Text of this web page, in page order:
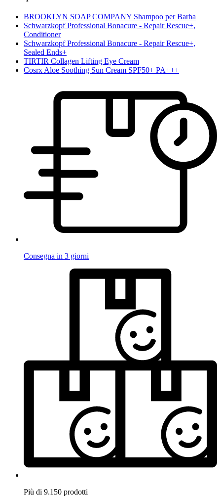
BROOKLYN SOAP COMPANY Shampoo per Barba
Schwarzkopf Professional Bonacure - Repair Rescue+,
Conditioner
Schwarzkopf Professional Bonacure - Repair Rescue+,
Sealed Ends+
TIRTIR Collagen Lifting Eye Cream
Cosrx Aloe Soothing Sun Cream SPF50+ PA+++
Consegna in 3 giorni
Più di 9.150 prodotti